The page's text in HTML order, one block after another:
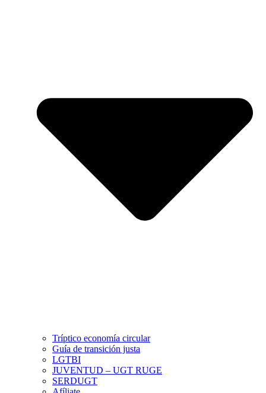
Tríptico economía circular
Guía de transición justa
LGTBI
JUVENTUD – UGT RUGE
SERDUGT